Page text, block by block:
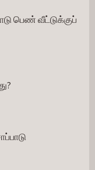
பெண் வீட்டுக்குப்